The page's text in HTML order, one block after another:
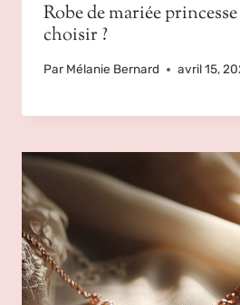
Robe de mariée
choisir ?
Par Mélanie Bernard avril 15,